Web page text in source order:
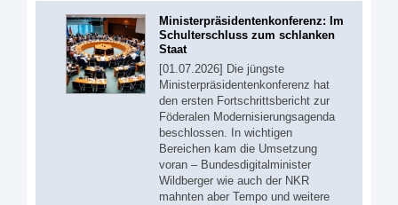
Ministerpräsidentenkonferenz: Im
Schulterschluss zum schlanken
Staat
[01.07.2026] Die jüngste
Ministerpräsidentenkonferenz hat
den ersten Fortschrittsbericht zur
Föderalen Modernisierungsagenda
beschlossen. In wichtigen
Bereichen kam die Umsetzung
voran – Bundesdigitalminister
Wildberger wie auch der NKR
mahnten aber Tempo und weitere